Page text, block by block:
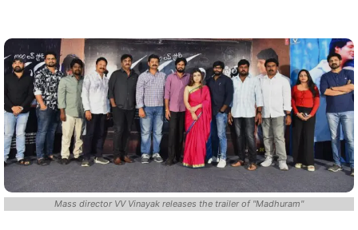
Mass director VV Vinayak releases the trailer of "Madhuram"